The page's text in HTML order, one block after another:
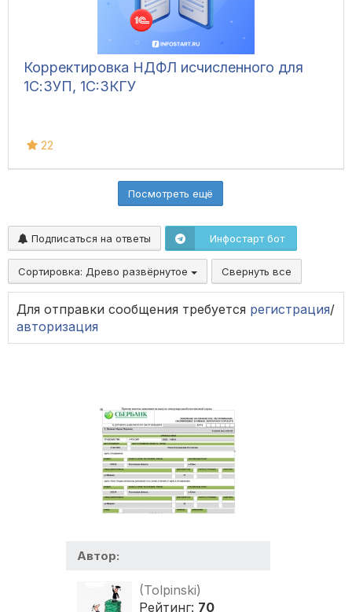
Корректировка НДФЛ исчисленного для
1С:ЗУП, 1C:ЗКГУ
22
Посмотреть ещё
Подписаться на ответы Инфостарт бот
Сортировка: Древо развёрнутое Свернуть все
Для отправки сообщения требуется регистрация/
авторизация
Автор:
(Tolpinski)
Рейтинг: 70